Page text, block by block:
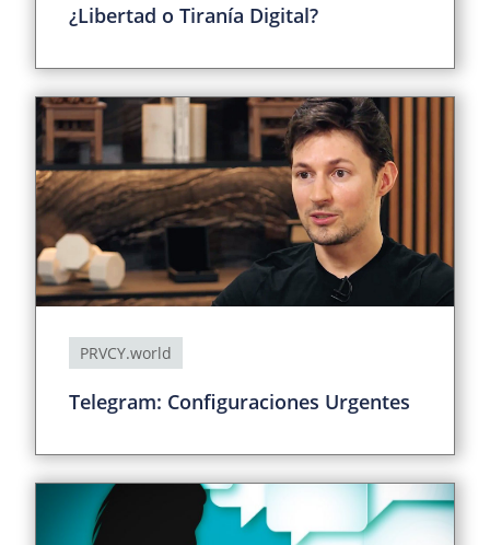
¿Libertad o Tiranía Digital?
PRVCY.world
Telegram: Configuraciones Urgentes